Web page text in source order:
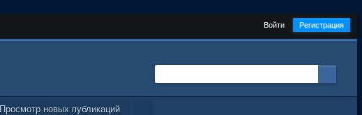
Войти Регистрация
Просмотр новых публикаций